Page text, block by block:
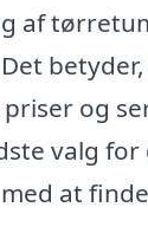
af
og
valg for
at